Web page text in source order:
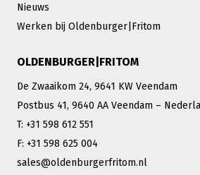
Nieuws
Werken bij Oldenburger|Fritom
OLDENBURGER|FRITOM
De Zwaaikom 24, 9641 KW Veendam
Postbus 41, 9640 AA Veendam –
T: +31 598 612 551
F: +31 598 625 004
sales@oldenburgerfritom.nl